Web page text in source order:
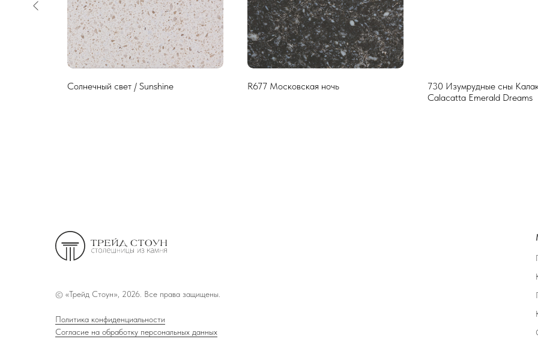
Солнечный свет / Sunshine R677 Московская ночь
730 Изумрудные сны
Calacatta Emerald Dreams
© «Трейд Стоун», 2026. Все права защищены.
Политика конфиденциальности
Согласие на обработку персональных данных